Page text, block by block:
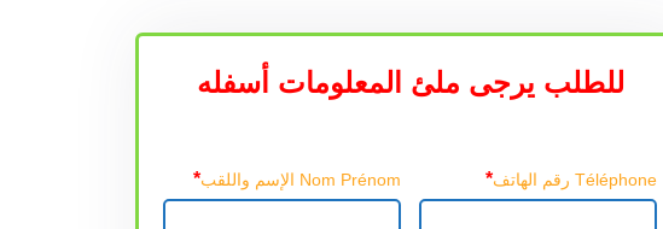
للطلب يرجى ملئ المعلومات أسفله
Téléphone رقم الهاتف * Nom Prénom الإسم واللقب *